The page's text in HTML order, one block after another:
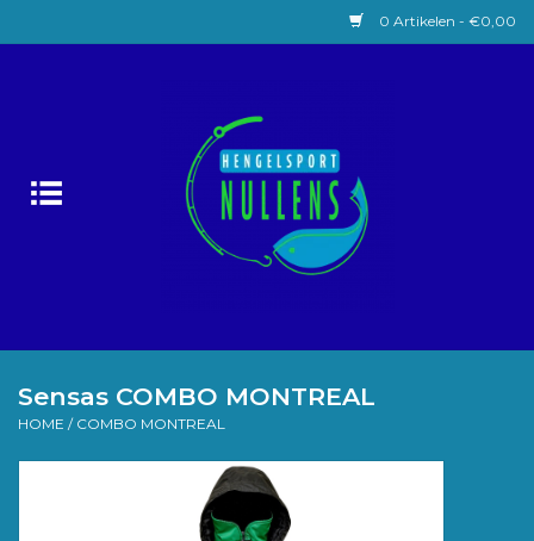
0 Artikelen - €0,00
Sensas COMBO MONTREAL
HOME / COMBO MONTREAL